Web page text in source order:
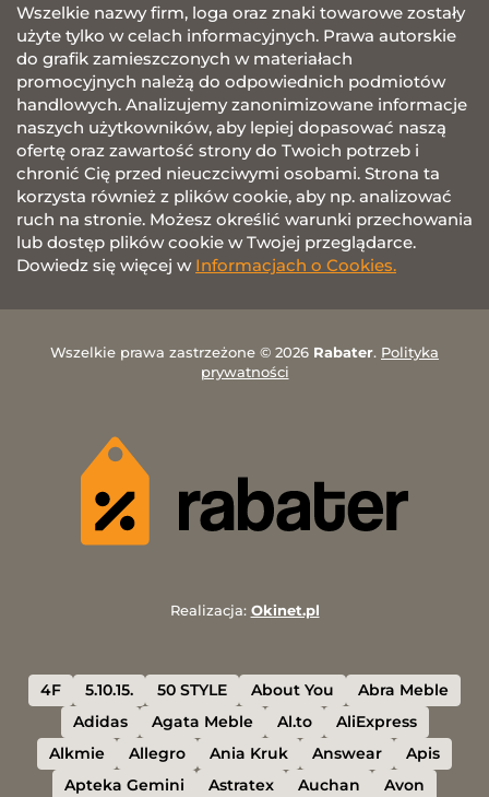
Wszelkie nazwy firm, loga oraz znaki towarowe zostały
użyte tylko w celach informacyjnych. Prawa autorskie
do grafik zamieszczonych w materiałach
promocyjnych należą do odpowiednich podmiotów
handlowych. Analizujemy zanonimizowane informacje
naszych użytkowników, aby lepiej dopasować naszą
ofertę oraz zawartość strony do Twoich potrzeb i
chronić Cię przed nieuczciwymi osobami. Strona ta
korzysta również z plików cookie, aby np. analizować
ruch na stronie. Możesz określić warunki przechowania
lub dostęp plików cookie w Twojej przeglądarce.
Dowiedz się więcej w Informacjach o Cookies.
Wszelkie prawa zastrzeżone © 2026 Rabater. Polityka
prywatności
Realizacja: Okinet.pl
4F 5.10.15. 50 STYLE About You
Abra Meble
Adidas
Agata Meble Al.to
AliExpress
Alkmie
Allegro Ania Kruk Answear
Apis
Apteka Gemini
Astratex Auchan Avon